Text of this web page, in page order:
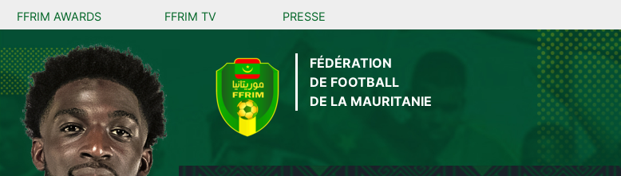
FFRIM AWARDS FFRIM TV PRESSE
FÉDÉRATION
DE FOOTBALL
DE LA MAURITANIE